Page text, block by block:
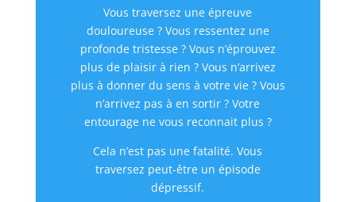
Vous traversez une épreuve
douloureuse ? Vous ressentez une
profonde tristesse ? Vous n’éprouvez
plus de plaisir à rien ? Vous n’arrivez
plus à donner du sens à votre vie ? Vous
n’arrivez pas à en sortir ? Votre
entourage ne vous reconnait plus ?
Cela n’est pas une fatalité. Vous
traversez peut-être un épisode
dépressif.